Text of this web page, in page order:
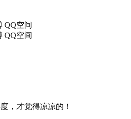
QQ空间
QQ空间
，才觉得凉凉的！